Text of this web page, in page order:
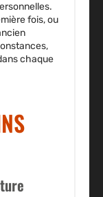
fois, ou
chaque